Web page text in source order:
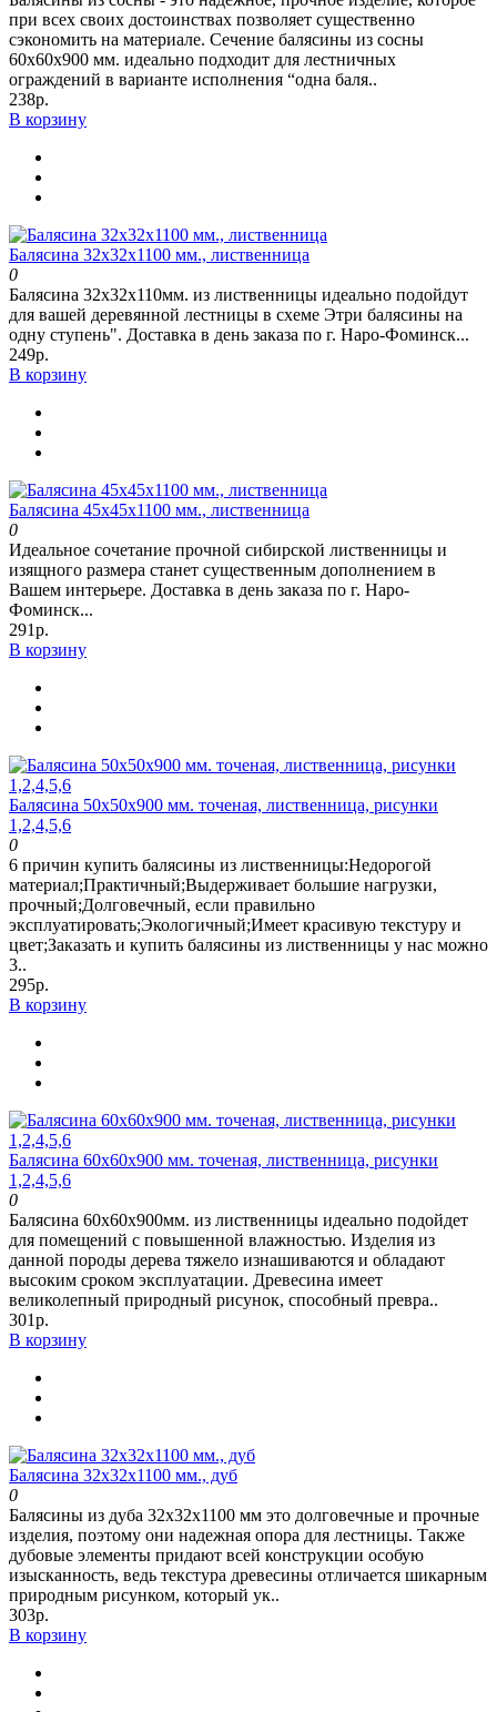
при всех своих достоинствах позволяет существенно
сэкономить на материале. Сечение балясины из сосны
60х60х900 мм. идеально подходит для лестничных
ограждений в варианте исполнения “одна баля..
238р.
В корзину
Балясина 32х32х1100 мм., лиственница
0
Балясина 32х32х110мм. из лиственницы идеально подойдут
для вашей деревянной лестницы в схеме Этри балясины на
одну ступень". Доставка в день заказа по г. Наро-Фоминск...
249р.
В корзину
Балясина 45х45х1100 мм., лиственница
0
Идеальное сочетание прочной сибирской лиственницы и
изящного размера станет существенным дополнением в
Вашем интерьере. Доставка в день заказа по г. Наро-
Фоминск...
291р.
В корзину
Балясина 50х50х900 мм. точеная, лиственница, рисунки
1,2,4,5,6
0
6 причин купить балясины из лиственницы:Недорогой
материал;Практичный;Выдерживает большие нагрузки,
прочный;Долговечный, если правильно
эксплуатировать;Экологичный;Имеет красивую текстуру и
цвет;Заказать и купить балясины из лиственницы у нас можно
3..
295р.
В корзину
Балясина 60х60х900 мм. точеная, лиственница, рисунки
1,2,4,5,6
0
Балясина 60х60х900мм. из лиственницы идеально подойдет
для помещений с повышенной влажностью. Изделия из
данной породы дерева тяжело изнашиваются и обладают
высоким сроком эксплуатации. Древесина имеет
великолепный природный рисунок, способный превра..
301р.
В корзину
Балясина 32х32х1100 мм., дуб
0
Балясины из дуба 32х32х1100 мм это долговечные и прочные
изделия, поэтому они надежная опора для лестницы. Также
дубовые элементы придают всей конструкции особую
изысканность, ведь текстура древесины отличается шикарным
природным рисунком, который ук..
303р.
В корзину